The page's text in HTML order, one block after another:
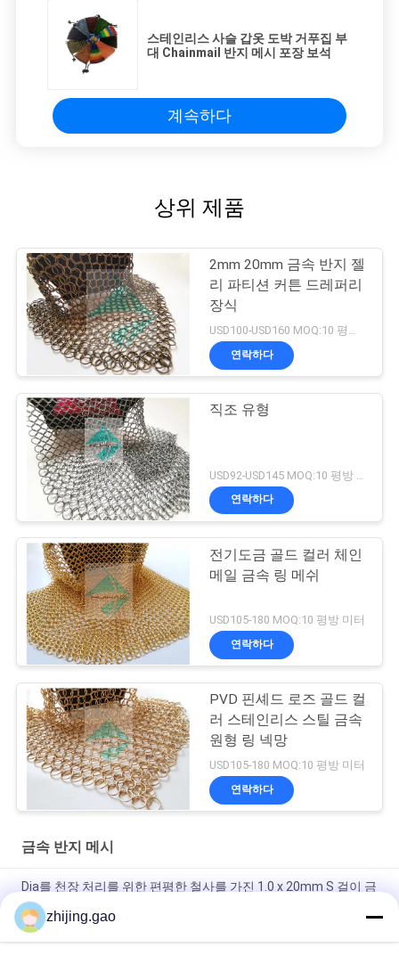
스테인리스 사슬 갑옷 도박 거푸집 부
대 Chainmail 반지 메시 포장 보석
계속하다
상위 제품
2mm 20mm 금속 반지 젤
리 파티션 커튼 드레퍼리
장식
연락하다
직조 유형
연락하다
전기도금 골드 컬러 체인
메일 금속 링 메쉬
USD105-180 MOQ:10 평방 미터
연락하다
PVD 핀셰드 로즈 골드 컬
러 스테인리스 스틸 금속
원형 링 넥망
USD105-180 MOQ:10 평방 미터
연락하다
금속 반지 메시
Dia를 천장 처리를 위한 편평한 철사를 가진 1.0 x 20mm S 걸이 금
속 메시 휘장 둥글게 되십시오
금색 웰드 스테인리스 스틸 링 메시 커튼 호텔 장식
zhijing.gao